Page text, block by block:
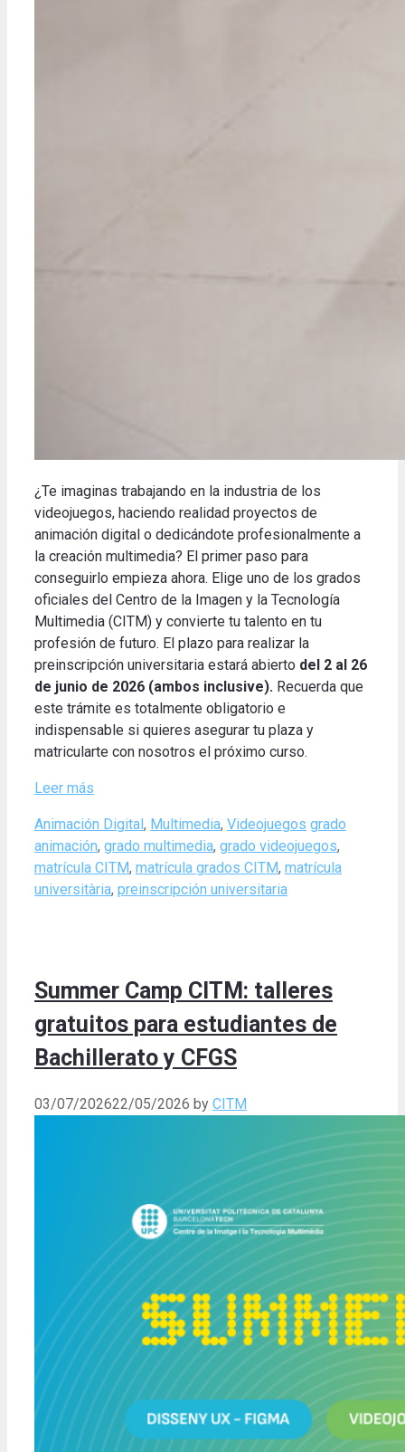
¿Te imaginas trabajando en la industria de los
videojuegos, haciendo realidad proyectos de
animación digital o dedicándote profesionalmente a
la creación multimedia? El primer paso para
conseguirlo empieza ahora. Elige uno de los grados
oficiales del Centro de la Imagen y la Tecnología
Multimedia (CITM) y convierte tu talento en tu
profesión de futuro. El plazo para realizar la
preinscripción universitaria estará abierto del 2 al 26
de junio de 2026 (ambos inclusive). Recuerda que
este trámite es totalmente obligatorio e
indispensable si quieres asegurar tu plaza y
matricularte con nosotros el próximo curso.
Leer más
Categories
Animación Digital, Multimedia, Videojuegos Tags
grado
animación, grado multimedia, grado videojuegos,
matrícula CITM, matrícula grados CITM, matrícula
universitària, preinscripción universitaria
Summer Camp CITM: talleres
gratuitos para estudiantes de
Bachillerato y CFGS
03/07/202622/05/2026 by CITM